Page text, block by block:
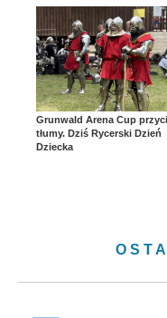
Grunwald Arena Cup
tłumy. Dziś Rycerski Dzień
Dziecka